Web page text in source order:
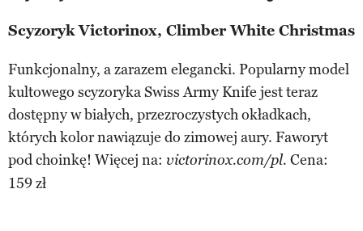
Scyzoryk Victorinox, Climber White Christmas
Funkcjonalny, a zarazem elegancki. Popularny model
kultowego scyzoryka Swiss Army Knife jest teraz
dostępny w białych, przezroczystych okładkach,
których kolor nawiązuje do zimowej aury. Faworyt
pod choinkę! Więcej na: victorinox.com/pl. Cena:
159 zł